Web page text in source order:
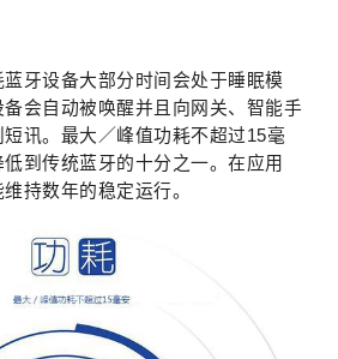
牙设备大部分时间会处于睡眠模
会自动被唤醒并且向网关、智能手
讯。最大／峰值功耗不超过15毫
到传统蓝牙的十分之一。在应用
持数年的稳定运行。